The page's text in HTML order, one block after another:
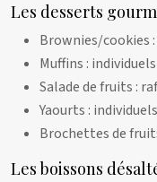
Les desserts
Brownies/cookies
Muffins :
Salade de fruits :
Yaourts :
Brochettes de
Les boissons